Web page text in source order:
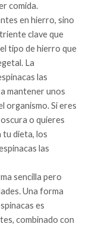
comida.
en hierro, sino
clave que
tipo de hierro que
La
las
mantener unos
organismo. Si eres
o quieres
tu dieta, los
las
sencilla pero
Una forma
es
combinado con